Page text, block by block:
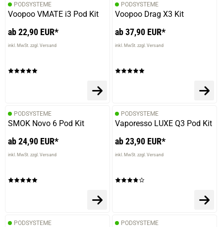
PODSYSTEME
Voopoo VMATE i3 Pod Kit
ab 22,90 EUR*
inkl. MwSt. zzgl. Versand
PODSYSTEME
Voopoo Drag X3 Kit
ab 37,90 EUR*
inkl. MwSt. zzgl. Versand
PODSYSTEME
SMOK Novo 6 Pod Kit
ab 24,90 EUR*
inkl. MwSt. zzgl. Versand
PODSYSTEME
Vaporesso LUXE Q3 Pod Kit
ab 23,90 EUR*
inkl. MwSt. zzgl. Versand
PODSYSTEME PODSYSTEME